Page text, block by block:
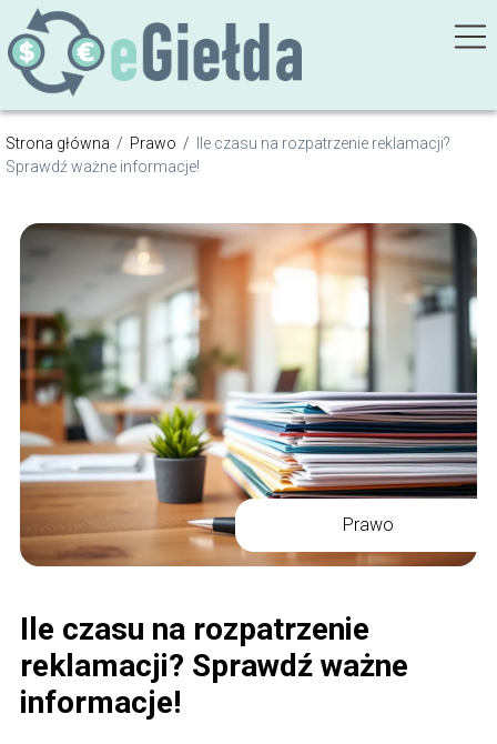
Strona główna / Prawo /
Ile czasu na rozpatrzenie reklamacji?
Sprawdź ważne informacje!
Prawo
Ile czasu na rozpatrzenie
reklamacji? Sprawdź ważne
informacje!